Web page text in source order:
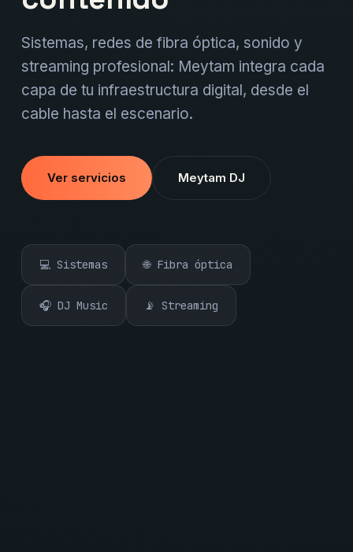
Sistemas, redes de fibra óptica, sonido y
streaming profesional: Meytam integra cada
capa de tu infraestructura digital, desde el
cable hasta el escenario.
Ver servicios Meytam DJ
💻 Sistemas 🌐 Fibra óptica
🎧 DJ Music 📡 Streaming